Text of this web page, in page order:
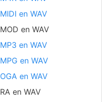
MIDI en WAV
MOD en WAV
MP3 en WAV
MPG en WAV
OGA en WAV
RA en WAV